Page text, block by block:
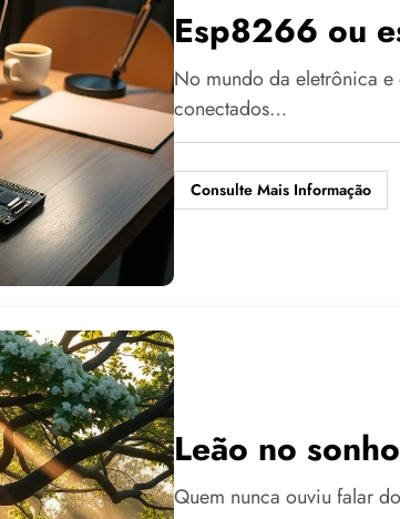
Esp8266 ou
No mundo da eletrônica
conectados…
Consulte Mais Informação
Leão no
Quem nunca ouviu falar